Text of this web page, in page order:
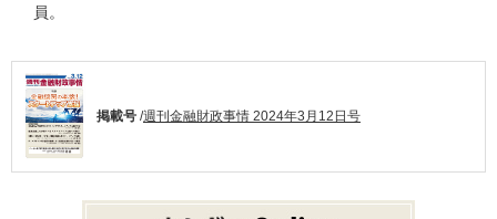
員。
掲載号 /週刊金融財政事情 2024年3月12日号